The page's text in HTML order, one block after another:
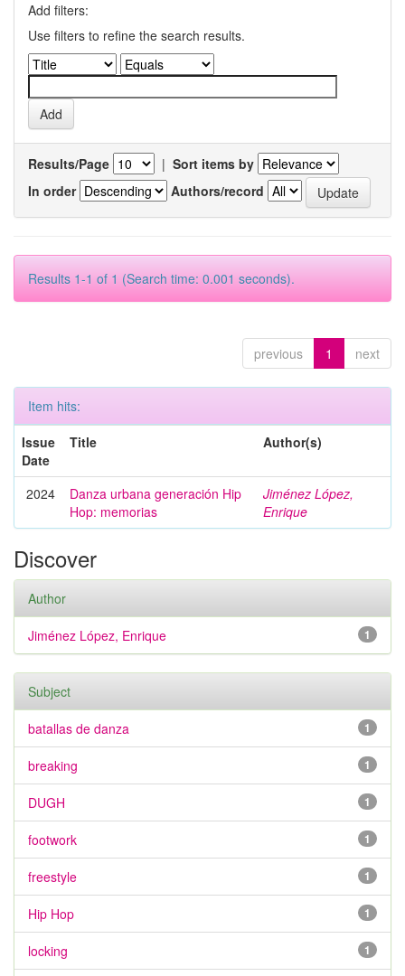
Add filters:
Use filters to refine the search results.
Results/Page | Sort items by
In order
Authors/record
Results 1-1 of 1 (Search time: 0.001 seconds).
previous 1 next
Item hits:
Issue
Date
Title Author(s)
2024
Danza urbana generación Hip
Hop: memorias
Jiménez López,
Enrique
Discover
Author
1
Jiménez López, Enrique
Subject
1
batallas de danza
1
breaking
1
DUGH
1
footwork
1
freestyle
1
Hip Hop
1
locking